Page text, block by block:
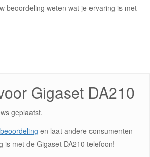
beoordeling weten wat je ervaring is met
Gigaset DA210
geplaatst.
en laat andere consumenten
is met de Gigaset DA210 telefoon!